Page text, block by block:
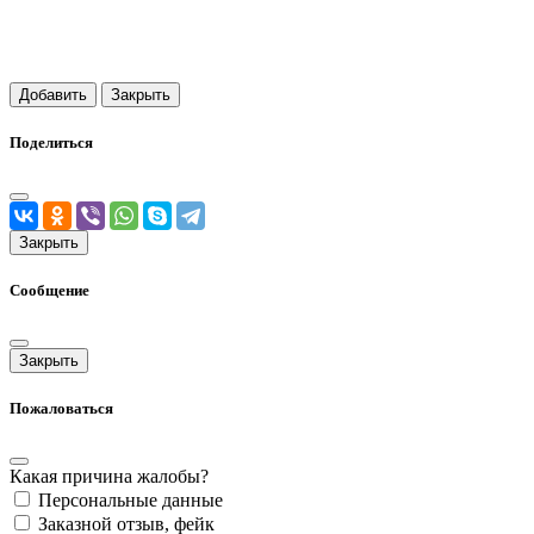
Добавить Закрыть
Поделиться
Закрыть
Сообщение
Закрыть
Пожаловаться
Какая причина жалобы?
Персональные данные
Заказной отзыв, фейк